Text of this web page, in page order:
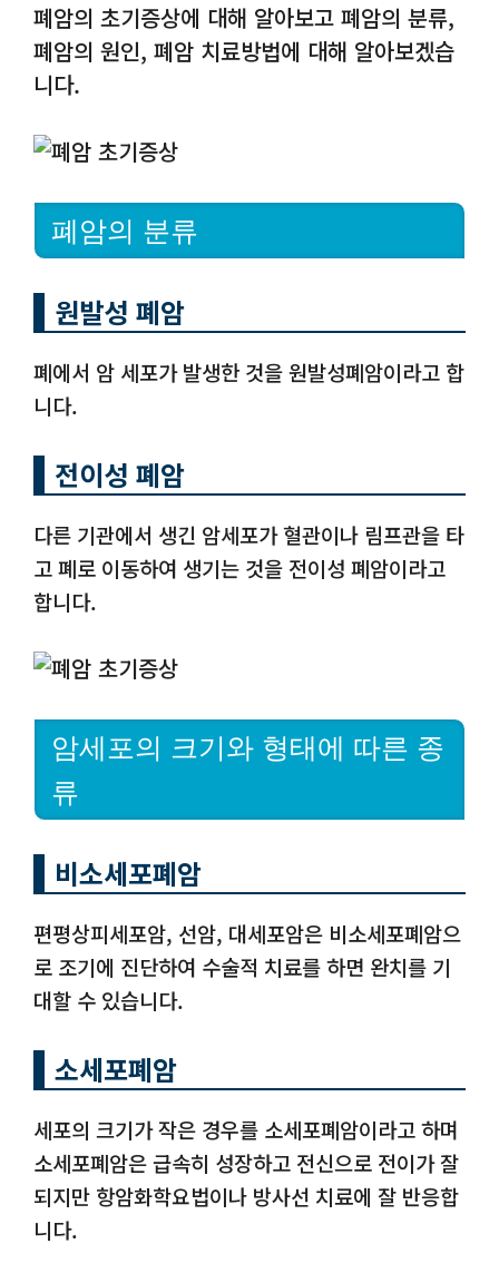
폐암의 초기증상에 대해 알아보고 폐암의 분류,
폐암의 원인, 폐암 치료방법에 대해 알아보겠습
니다.
폐암의 분류
원발성 폐암
폐에서 암 세포가 발생한 것을 원발성폐암이라고 합
니다.
전이성 폐암
다른 기관에서 생긴 암세포가 혈관이나 림프관을 타
고 폐로 이동하여 생기는 것을 전이성 폐암이라고
합니다.
암세포의 크기와 형태에 따른 종
류
비소세포폐암
편평상피세포암, 선암, 대세포암은 비소세포폐암으
로 조기에 진단하여 수술적 치료를 하면 완치를 기
대할 수 있습니다.
소세포폐암
세포의 크기가 작은 경우를 소세포폐암이라고 하며
소세포폐암은 급속히 성장하고 전신으로 전이가 잘
되지만 항암화학요법이나 방사선 치료에 잘 반응합
니다.